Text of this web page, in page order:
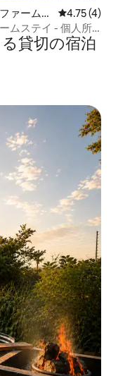
ァームス
レビュー4
4.75 (4)
ムステイ - 個人所
貸切の宿泊